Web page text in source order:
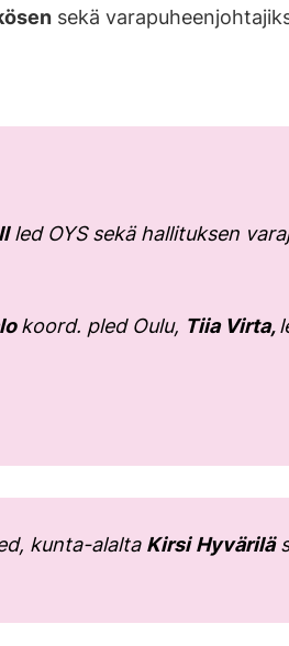
sekä
led OYS sekä hallituksen
koord. pled Oulu, Tiia Virta,
kunta-alalta Kirsi Hyvärilä